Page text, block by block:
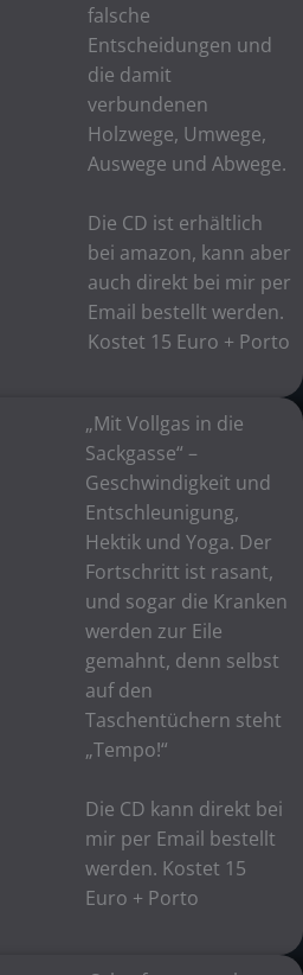
falsche
Entscheidungen und
die damit
verbundenen
Holzwege, Umwege,
Auswege und Abwege.
Die CD ist erhältlich
bei amazon, kann aber
auch direkt bei mir per
Email bestellt werden.
Kostet 15 Euro + Porto
„Mit Vollgas in die
Sackgasse“ –
Geschwindigkeit und
Entschleunigung,
Hektik und Yoga. Der
Fortschritt ist rasant,
und sogar die Kranken
werden zur Eile
gemahnt, denn selbst
auf den
Taschentüchern steht
„Tempo!“
Die CD kann direkt bei
mir per Email bestellt
werden. Kostet 15
Euro + Porto